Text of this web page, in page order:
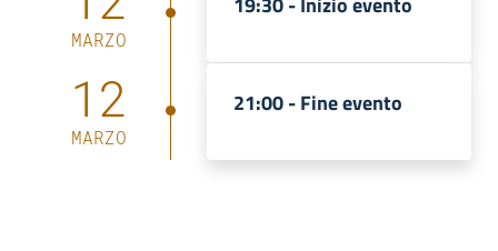
MARZO
12
MARZO
21:00 -Fine evento